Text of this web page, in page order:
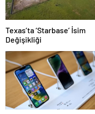
Texas’ta ‘Starbase’ İsim
Değişikliği